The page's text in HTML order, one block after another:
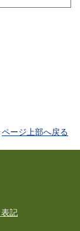
ページ上部へ戻る
記